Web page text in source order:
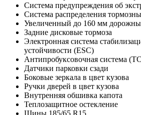
Система предупреждения об
Система распределения
Увеличенный до 160 мм
Задние дисковые тормоза
Электронная система
устойчивости (ESC)
Антипробуксовочная система
Датчики парковки сзади
Боковые зеркала в цвет кузова
Ручки дверей в цвет кузова
Внутренняя обшивка капота
Теплозащитное остекление